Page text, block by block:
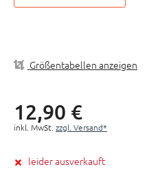
Größentabellen anzeigen
12,90 €
inkl. MwSt. zzgl. Versand*
leider ausverkauft